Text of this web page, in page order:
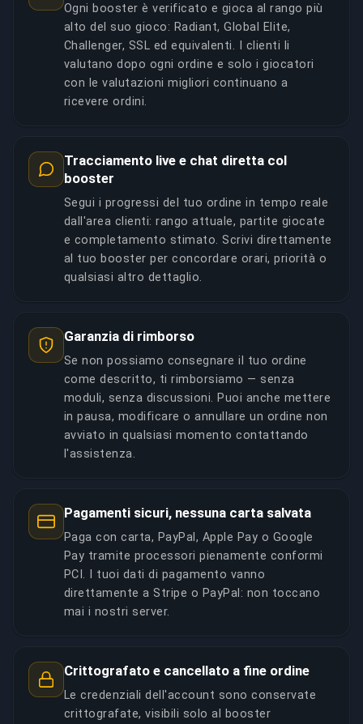
Ogni booster è verificato e gioca al rango più
alto del suo gioco: Radiant, Global Elite,
Challenger, SSL ed equivalenti. I clienti li
valutano dopo ogni ordine e solo i giocatori
con le valutazioni migliori continuano a
ricevere ordini.
Tracciamento live e chat diretta col
booster
Segui i progressi del tuo ordine in tempo reale
dall'area clienti: rango attuale, partite giocate
e completamento stimato. Scrivi direttamente
al tuo booster per concordare orari, priorità o
qualsiasi altro dettaglio.
Garanzia di rimborso
Se non possiamo consegnare il tuo ordine
come descritto, ti rimborsiamo — senza
moduli, senza discussioni. Puoi anche mettere
in pausa, modificare o annullare un ordine non
avviato in qualsiasi momento contattando
l'assistenza.
Pagamenti sicuri, nessuna carta salvata
Paga con carta, PayPal, Apple Pay o Google
Pay tramite processori pienamente conformi
PCI. I tuoi dati di pagamento vanno
direttamente a Stripe o PayPal: non toccano
mai i nostri server.
Crittografato e cancellato a fine ordine
Le credenziali dell'account sono conservate
crittografate, visibili solo al booster